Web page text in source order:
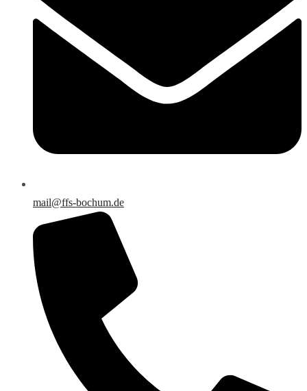
mail@ffs-bochum.de